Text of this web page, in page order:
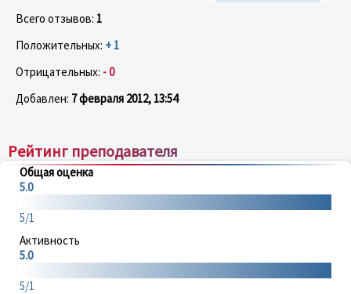
Всего отзывов: 1
Положительных: + 1
Отрицательных: - 0
Добавлен: 7 февраля 2012, 13:54
Рейтинг преподавателя
Общая оценка
5.0
5/1
Активность
5.0
5/1